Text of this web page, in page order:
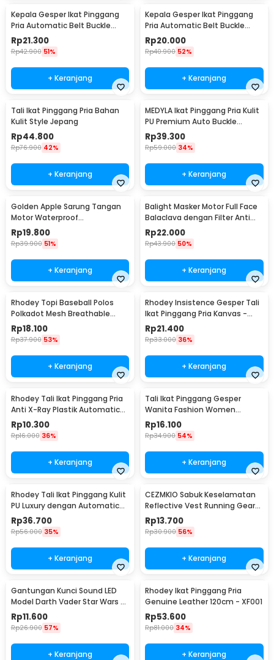
Kepala Gesper Ikat Pinggang
Pria Automatic Belt Buckle
Metal Model 2 - 620
Rp21.300
Rp42.900 51%
+ Keranjang
Kepala Gesper Ikat Pinggang
Pria Automatic Belt Buckle
Metal Model 4 - 620
Rp20.000
Rp40.900 52%
+ Keranjang
Tali Ikat Pinggang Pria Bahan
Kulit Style Jepang
Rp44.800
Rp76.900 42%
+ Keranjang
MEDYLA Ikat Pinggang Pria Kulit
PU Premium Auto Buckle
Gesper Metal Model 2 -
AA7900
Rp39.300
Rp59.000 34%
+ Keranjang
Golden Apple Sarung Tangan
Motor Waterproof
Touchscreen Kulit Sintetis Pria
- 9070
Rp19.800
Rp39.900 51%
+ Keranjang
Balight Masker Motor Full Face
Balaclava dengan Filter Anti
Debu - CISE
Rp22.000
Rp43.900 50%
+ Keranjang
Rhodey Topi Baseball Polos
Polkadot Mesh Breathable
Katun Poliester - MZ237
Rp18.100
Rp37.900 53%
+ Keranjang
Rhodey Insistence Gesper Tali
Ikat Pinggang Pria Kanvas -
2008
Rp21.400
Rp33.000 36%
+ Keranjang
Rhodey Tali Ikat Pinggang Pria
Anti X-Ray Plastik Automatic
Buckle - 899
Rp10.300
Rp16.000 36%
+ Keranjang
Tali Ikat Pinggang Gesper
Wanita Fashion Women
Leather Belt 110cm - LCL-HF38
Rp16.100
Rp34.900 54%
+ Keranjang
Rhodey Tali Ikat Pinggang Kulit
PU Luxury dengan Automatic
Buckle - GSPR
Rp36.700
Rp56.000 35%
+ Keranjang
CEZMKIO Sabuk Keselamatan
Reflective Vest Running Gear
High Visibility - B08
Rp13.700
Rp30.900 56%
+ Keranjang
Gantungan Kunci Sound LED
Model Darth Vader Star Wars -
BS-050
Rp11.600
Rp26.900 57%
+ Keranjang
Rhodey Ikat Pinggang Pria
Genuine Leather 120cm - XF001
Rp53.600
Rp81.000 34%
+ Keranjang